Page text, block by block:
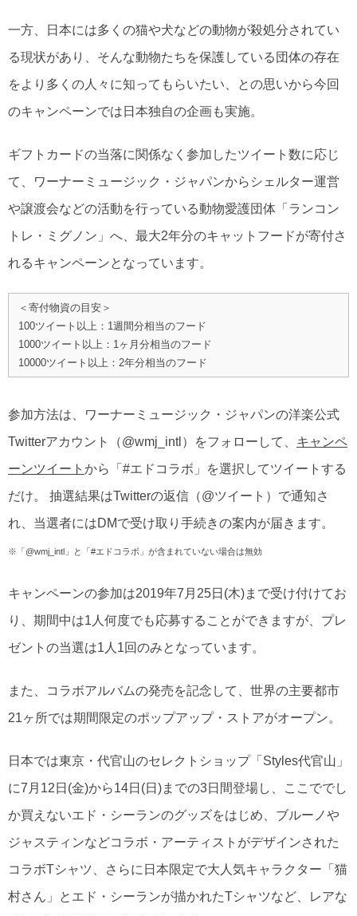
一方、日本には多くの猫や犬などの動物が殺処分されてい
る現状があり、そんな動物たちを保護している団体の存在
をより多くの人々に知ってもらいたい、との思いから今回
のキャンペーンでは日本独自の企画も実施。
ギフトカードの当落に関係なく参加したツイート数に応じ
て、ワーナーミュージック・ジャパンからシェルター運営
や譲渡会などの活動を行っている動物愛護団体「ランコン
トレ・ミグノン」へ、最大2年分のキャットフードが寄付さ
れるキャンペーンとなっています。
＜寄付物資の目安＞
100ツイート以上：1週間分相当のフード
1000ツイート以上：1ヶ月分相当のフード
10000ツイート以上：2年分相当のフード
参加方法は、ワーナーミュージック・ジャパンの洋楽公式
Twitterアカウント（@wmj_intl）をフォローして、 キャンペ
ーンツイート から「#エドコラボ」を選択してツイートする
だけ。 抽選結果はTwitterの返信（@ツイート）で通知さ
れ、当選者にはDMで受け取り手続きの案内が届きます。
※「@wmj_intl」と「#エドコラボ」が含まれていない場合は無効
キャンペーンの参加は2019年7月25日(木)まで受け付けてお
り、期間中は1人何度でも応募することができますが、プレ
ゼントの当選は1人1回のみとなっています。
また、コラボアルバムの発売を記念して、世界の主要都市
21ヶ所では期間限定のポップアップ・ストアがオープン。
日本では東京・代官山のセレクトショップ「Styles代官山」
に7月12日(金)から14日(日)までの3日間登場し、ここででし
か買えないエド・シーランのグッズをはじめ、ブルーノや
ジャスティンなどコラボ・アーティストがデザインされた
コラボTシャツ、さらに日本限定で大人気キャラクター「猫
村さん」とエド・シーランが描かれたTシャツなど、レアな